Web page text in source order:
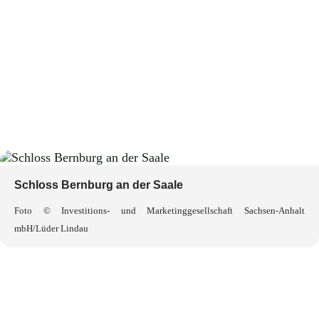
Schloss Bernburg an der Saale
Foto © Investitions- und Marketing­gesellschaft Sachsen-Anhalt
mbH/Lüder Lindau